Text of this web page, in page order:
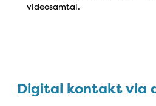
videosamtal.
Digital kontakt via
Digital kontakt via